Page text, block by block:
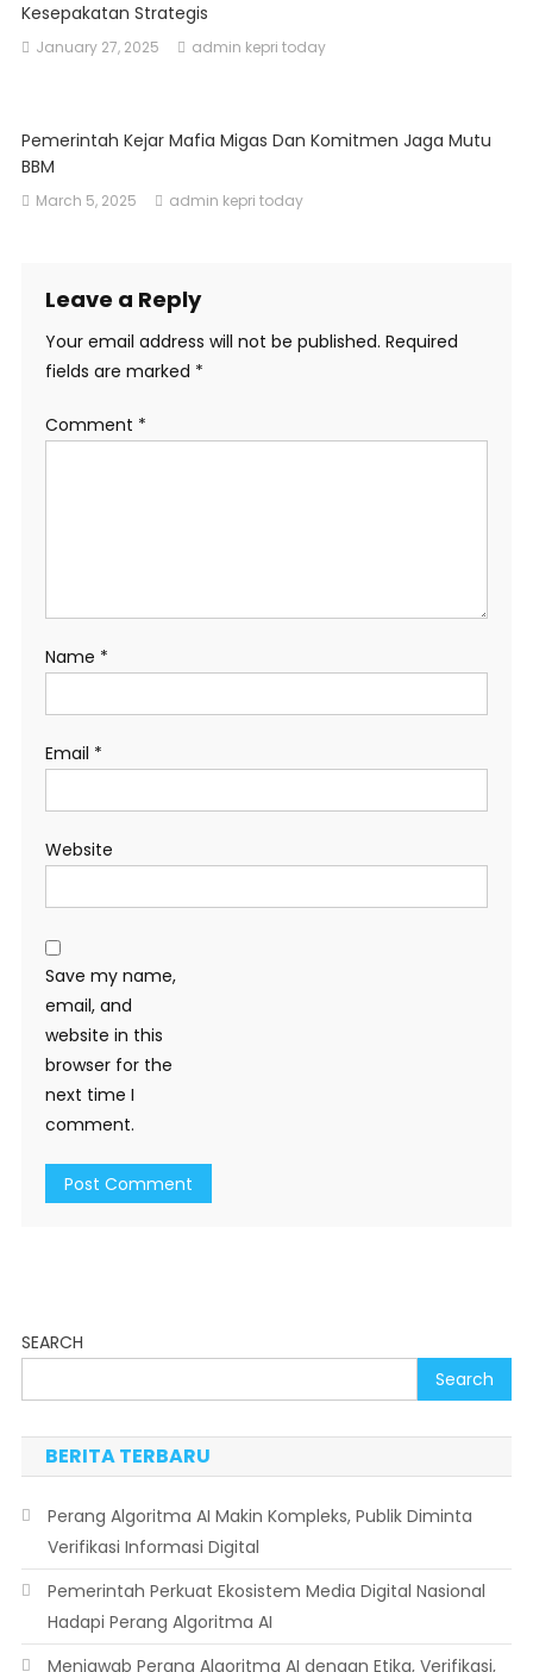
Kesepakatan Strategis
January 27, 2025 admin kepri today
Pemerintah Kejar Mafia Migas Dan Komitmen Jaga Mutu
BBM
March 5, 2025 admin kepri today
Leave a Reply
Your email address will not be published. Required
fields are marked *
Comment *
Name *
Email *
Website
Save my name,
email, and
website in this
browser for the
next time I
comment.
SEARCH
Search
BERITA TERBARU
Perang Algoritma AI Makin Kompleks, Publik Diminta
Verifikasi Informasi Digital
Pemerintah Perkuat Ekosistem Media Digital Nasional
Hadapi Perang Algoritma AI
Menjawab Perang Algoritma AI dengan Etika, Verifikasi,